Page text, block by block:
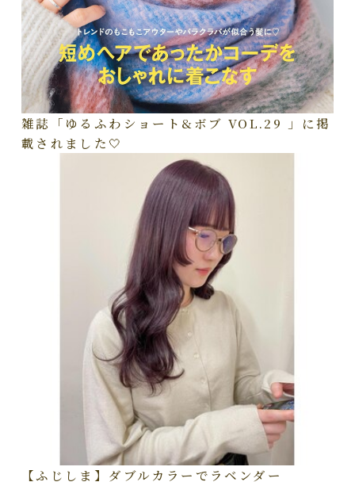
雑誌「ゆるふわショート&ボブ VOL.29 」に掲
載されました🤍
【ふじしま】ダブルカラーでラベンダー